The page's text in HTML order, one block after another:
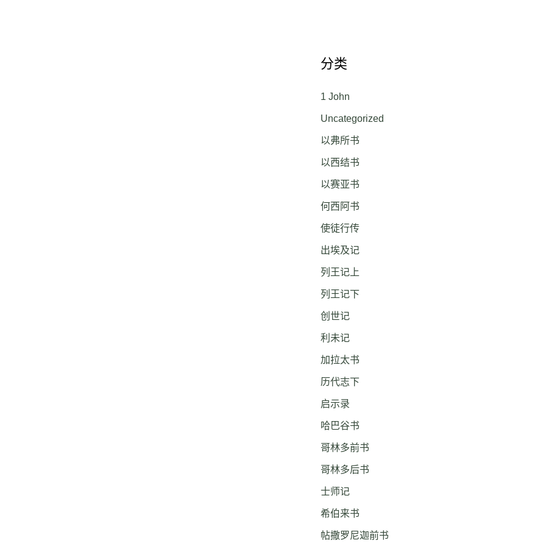
分类
1 John
Uncategorized
以弗所书
以西结书
以赛亚书
何西阿书
使徒行传
出埃及记
列王记上
列王记下
创世记
利未记
加拉太书
历代志下
启示录
哈巴谷书
哥林多前书
哥林多后书
士师记
希伯来书
帖撒罗尼迦前书